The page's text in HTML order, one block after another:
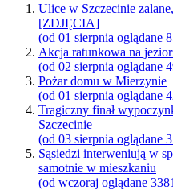
Ulice w Szczecinie
[ZDJĘCIA]
(od 01 sierpnia oglądane
Akcja ratunkowa na
(od 02 sierpnia oglądane
Pożar domu w Mierzynie
(od 01 sierpnia oglądane
Tragiczny finał
Szczecinie
(od 03 sierpnia oglądane
Sąsiedzi interweniują w
samotnie w mieszkaniu
(od wczoraj oglądane